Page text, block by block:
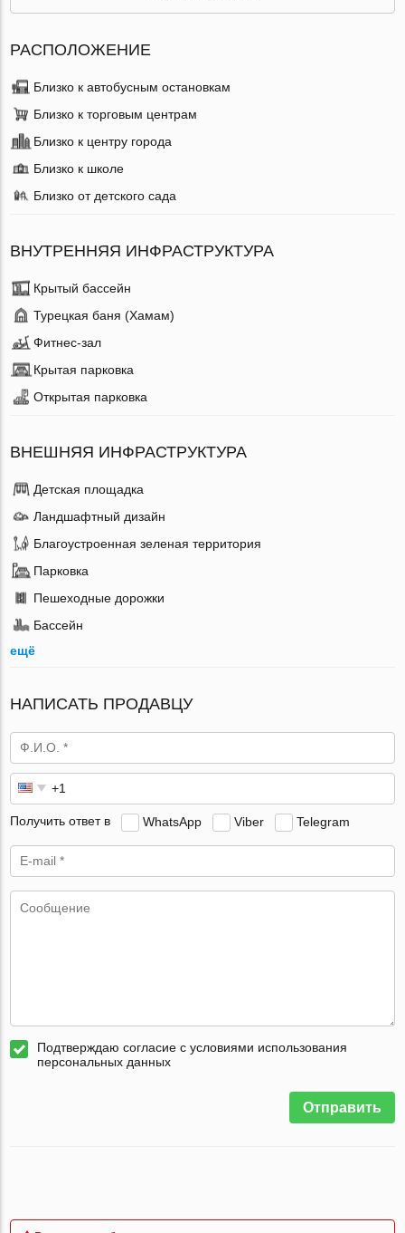
РАСПОЛОЖЕНИЕ
Близко к автобусным остановкам
Близко к торговым центрам
Близко к центру города
Близко к школе
Близко от детского сада
ВНУТРЕННЯЯ ИНФРАСТРУКТУРА
Крытый бассейн
Турецкая баня (Хамам)
Фитнес-зал
Крытая парковка
Открытая парковка
ВНЕШНЯЯ ИНФРАСТРУКТУРА
Детская площадка
Ландшафтный дизайн
Благоустроенная зеленая территория
Парковка
Пешеходные дорожки
Бассейн
ещё
НАПИСАТЬ ПРОДАВЦУ
Получить ответ в WhatsApp Viber Telegram
Подтверждаю согласие с условиями использования
персональных данных
Отправить